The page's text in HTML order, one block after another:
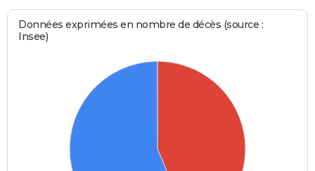
Données exprimées en nombre de décès (source :
Insee)